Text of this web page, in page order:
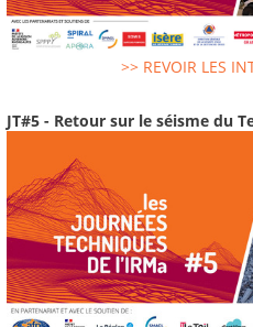
>> REVOIR LES
JT#5 - Retour sur le séisme du